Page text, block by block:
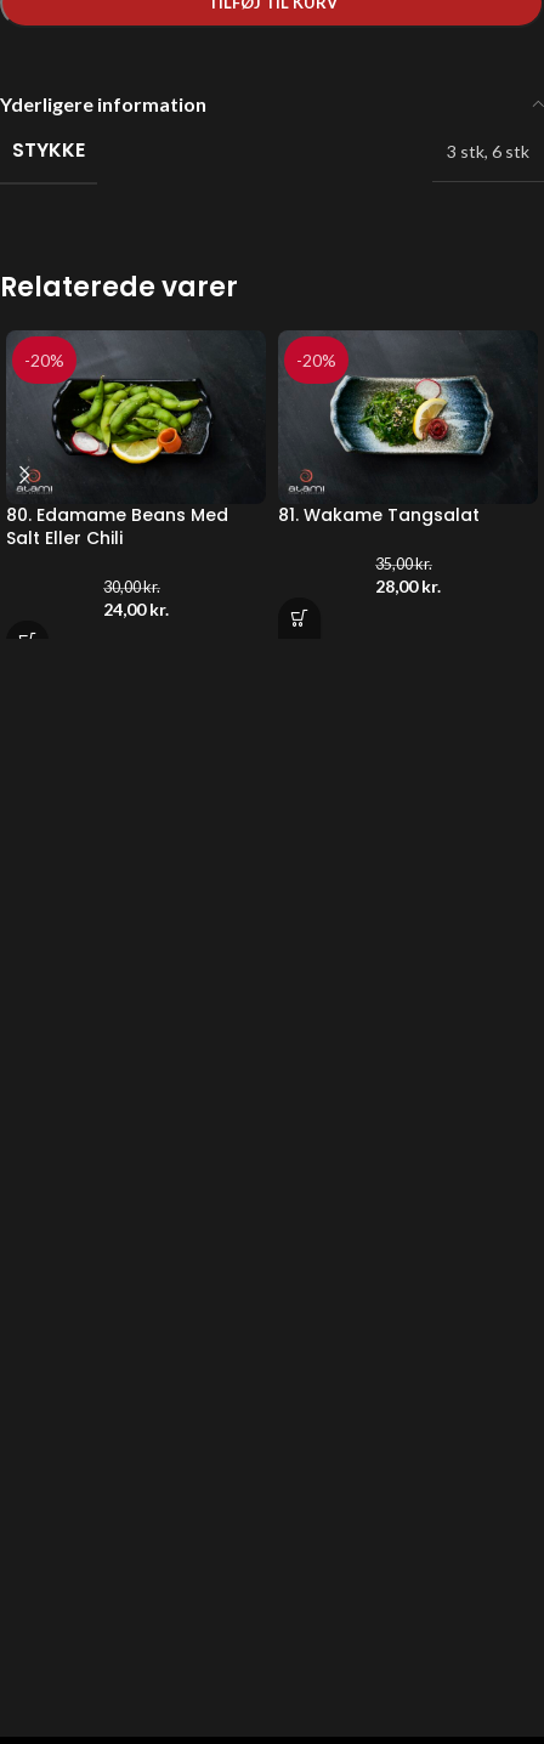
Yderligere information
STYKKE 3 stk, 6 stk
Relaterede varer
-20%
80. Edamame Beans Med
Salt Eller Chili
30,00kr.
24,00kr.
-20%
81. Wakame Tangsalat
35,00kr.
28,00kr.